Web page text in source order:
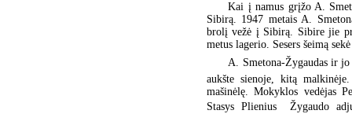
Kai į namus grįžo A.
Sibirą. 1947 metais A.
brolį vežė į Sibirą. Sibire jie
metus lagerio. Sesers šeimą
A. Smetona-Žygaudas ir
aukšte sienoje, kitą
mašinėlę. Mokyklos vedėjas
Stasys Plienius  Žygaudo